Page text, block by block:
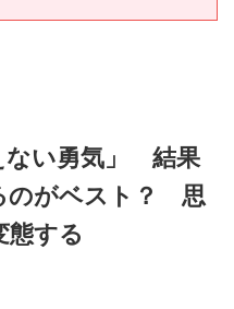
ない勇気」 結果
のがベスト？ 思
態する